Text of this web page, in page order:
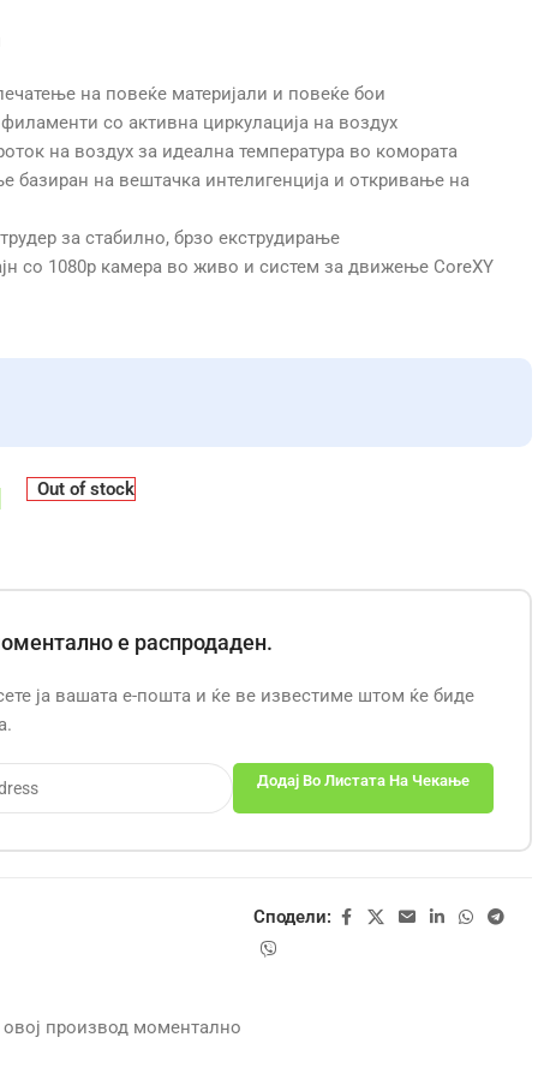
на повеќе материјали и повеќе бои
со активна циркулација на воздух
на воздух за идеална температура во комората
базиран на вештачка интелигенција и откривање на
за стабилно, брзо екструдирање
со 1080p камера во живо и систем за движење CoreXY
Out of stock
е распродаден.
ја вашата е-пошта и ќе ве известиме штом ќе биде
Додај Во Листата На Чекање
Сподели:
овој производ моментално